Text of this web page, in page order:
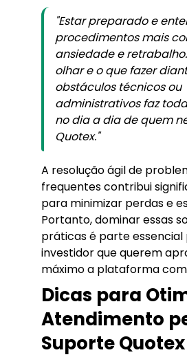
"Estar preparado e
procedimentos mais
ansiedade e
olhar e o que fazer
obstáculos técnicos ou
administrativos faz
no dia a dia de quem
Quotex."
A resolução ágil de
frequentes contribui
para minimizar perdas e
Portanto, dominar essas
práticas é parte
investidor que querem
máximo a plataforma
Dicas para
Atendimento
Suporte Quotex